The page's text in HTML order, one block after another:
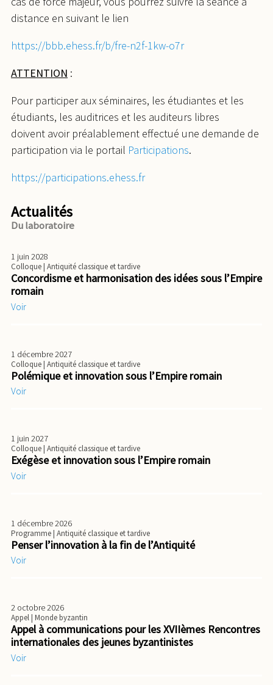
distance en suivant le lien
https://bbb.ehess.fr/b/fre-n2f-1kw-o7r
ATTENTION :
Pour participer aux séminaires, les étudiantes et les
étudiants, les auditrices et les auditeurs libres
doivent avoir préalablement effectué une demande de
participation via le portail Participations.
https://participations.ehess.fr
Actualités
Du laboratoire
1 juin 2028
Colloque| Antiquité classique et tardive
Concordisme et harmonisation des idées sous l’Empire
romain
Voir
1 décembre 2027
Colloque| Antiquité classique et tardive
Polémique et innovation sous l’Empire romain
Voir
1 juin 2027
Colloque| Antiquité classique et tardive
Exégèse et innovation sous l’Empire romain
Voir
1 décembre 2026
Programme| Antiquité classique et tardive
Penser l’innovation à la fin de l’Antiquité
Voir
2 octobre 2026
Appel| Monde byzantin
Appel à communications pour les XVIIèmes Rencontres
internationales des jeunes byzantinistes
Voir